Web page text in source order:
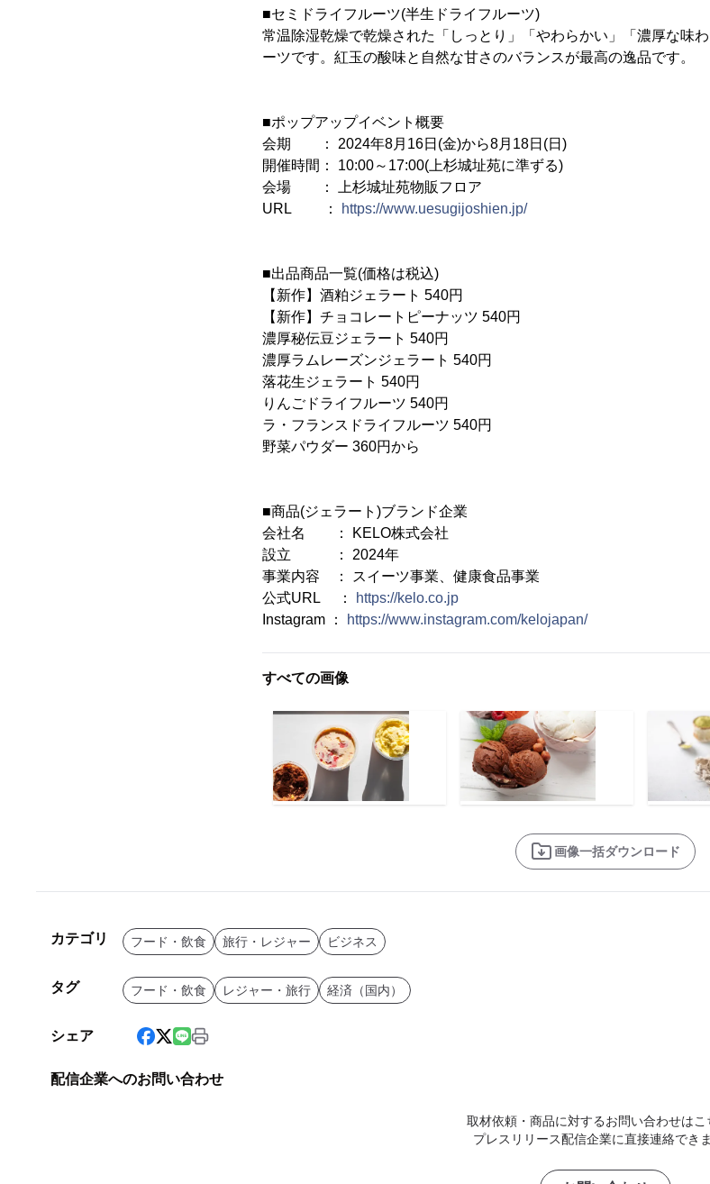
■セミドライフルーツ(半生ドライフルーツ)
常温除湿乾燥で乾燥された「しっとり」「やわらかい」「濃厚な味
ーツです。紅玉の酸味と自然な甘さのバランスが最高の逸品です。
■ポップアップイベント概要
会期 ： 2024年8月16日(金)から8月18日(日)
開催時間： 10:00～17:00(上杉城址苑に準ずる)
会場 ： 上杉城址苑物販フロア
URL ：
https://www.uesugijoshien.jp/
■出品商品一覧(価格は税込)
【新作】酒粕ジェラート 540円
【新作】チョコレートピーナッツ 540円
濃厚秘伝豆ジェラート 540円
濃厚ラムレーズンジェラート 540円
落花生ジェラート 540円
りんごドライフルーツ 540円
ラ・フランスドライフルーツ 540円
野菜パウダー 360円から
■商品(ジェラート)ブランド企業
会社名 ： KELO株式会社
設立 ： 2024年
事業内容 ： スイーツ事業、健康食品事業
公式URL ：
https://kelo.co.jp
Instagram ：
https://www.instagram.com/kelojapan/
すべての画像
画像一括ダウンロード
カテゴリ フード・飲食 旅行・レジャー ビジネス
タグ フード・飲食 レジャー・旅行 経済（国内）
シェア
配信企業へのお問い合わせ
取材依頼・商品に対するお問い合わせはこ
プレスリリース配信企業に直接連絡できま